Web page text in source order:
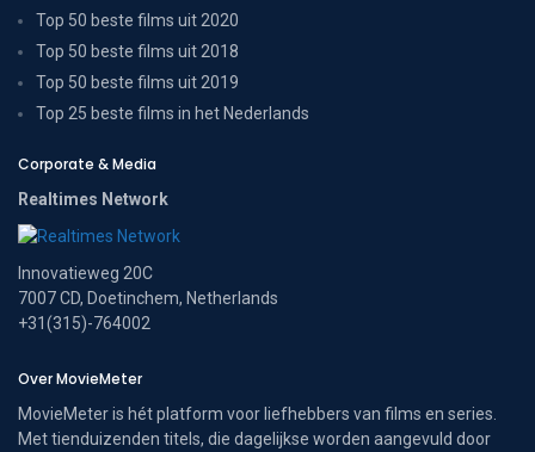
Top 50 beste films uit 2020
Top 50 beste films uit 2018
Top 50 beste films uit 2019
Top 25 beste films in het Nederlands
Corporate & Media
Realtimes Network
Innovatieweg 20C
7007 CD, Doetinchem, Netherlands
+31(315)-764002
Over MovieMeter
MovieMeter is hét platform voor liefhebbers van films en series.
Met tienduizenden titels, die dagelijkse worden aangevuld door